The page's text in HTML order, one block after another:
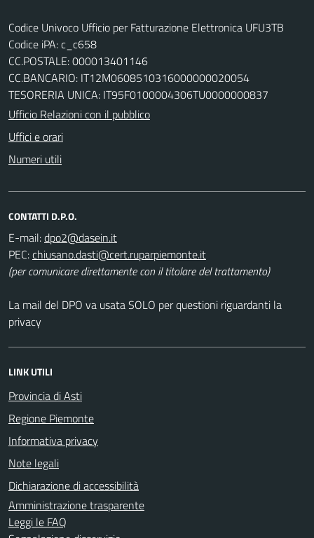
Codice Univoco Ufficio per Fatturazione Elettronica UFU3TB
Codice iPA: c_c658
CC.POSTALE: 000013401146
CC.BANCARIO: IT12M0608510316000000020054
TESORERIA UNICA: IT95F0100004306TU0000000837
Ufficio Relazioni con il pubblico
Uffici e orari
Numeri utili
CONTATTI D.P.O.
E-mail:
PEC:
(per comunicare direttamente con il titolare del trattamento)
La mail del DPO va usata SOLO per questioni riguardanti la
privacy
LINK UTILI
Provincia di Asti
Regione Piemonte
Informativa privacy
Note legali
Dichiarazione di accessibilità
Amministrazione trasparente
Leggi le FAQ